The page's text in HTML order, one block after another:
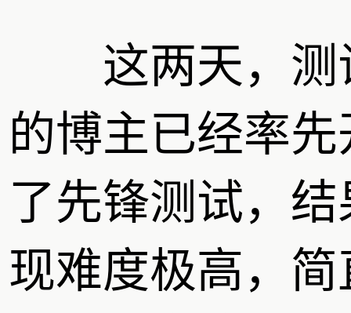
这两天，测
的博主已经率先
了先锋测试，结
现难度极高，简